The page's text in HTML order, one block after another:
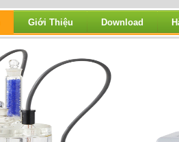
Giới Thiệu Download